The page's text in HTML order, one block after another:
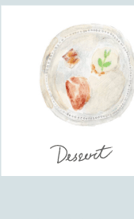
随時InstagramなどＳＮＳでご案